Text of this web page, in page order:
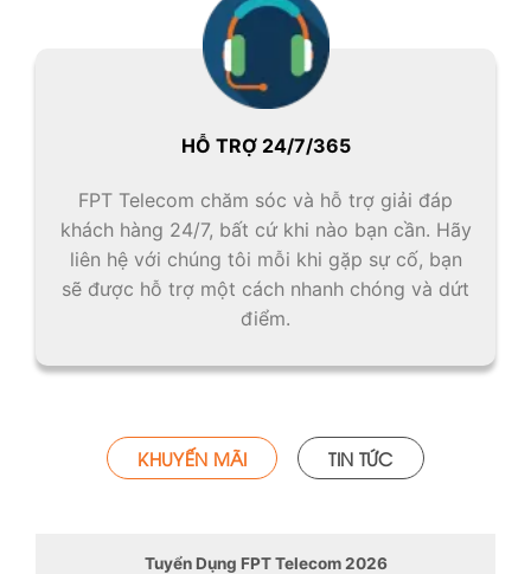
HỖ TRỢ 24/7/365
FPT Telecom chăm sóc và hỗ trợ giải đáp
khách hàng 24/7, bất cứ khi nào bạn cần. Hãy
liên hệ với chúng tôi mỗi khi gặp sự cố, bạn
sẽ được hỗ trợ một cách nhanh chóng và dứt
điểm.
KHUYẾN MÃI TIN TỨC
Tuyển Dụng FPT Telecom 2026